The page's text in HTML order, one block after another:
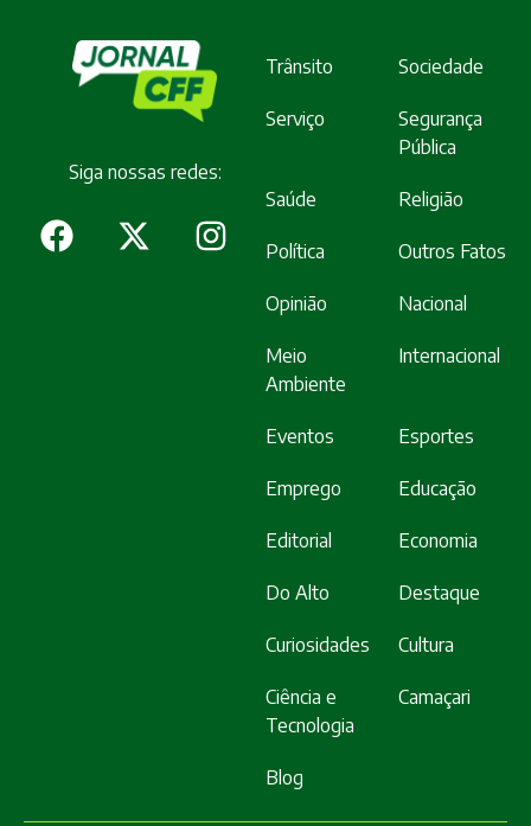
Siga nossas redes:
Trânsito Sociedade
Serviço
Segurança
Pública
Saúde Religião
Política Outros Fatos
Opinião Nacional
Meio
Ambiente
Internacional
Eventos Esportes
Emprego Educação
Editorial Economia
Do Alto Destaque
Curiosidades Cultura
Ciência e
Tecnologia
Camaçari
Blog